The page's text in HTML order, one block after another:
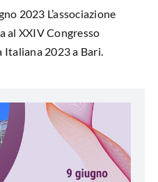
2023 L’associazione
al XXIV Congresso
Italiana 2023 a Bari.